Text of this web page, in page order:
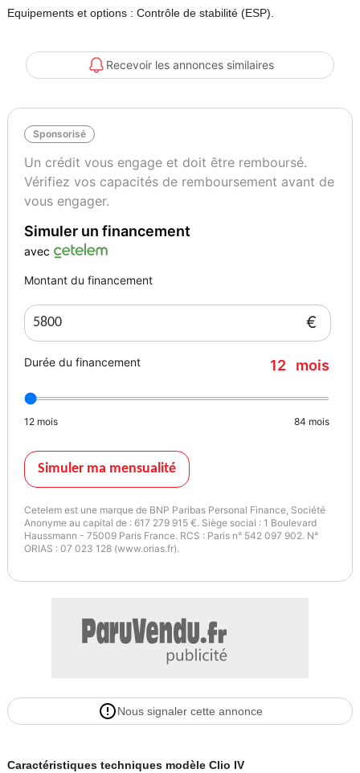
Equipements et options : Contrôle de stabilité (ESP).
Recevoir les annonces similaires
Sponsorisé
Un crédit vous engage et doit être remboursé.
Vérifiez vos capacités de remboursement avant de
vous engager.
Simuler un financement
avec
Montant du financement
€
Durée du financement 12 mois
12 mois 84 mois
Simuler ma mensualité
Cetelem est une marque de BNP Paribas Personal Finance, Société
Anonyme au capital de : 617 279 915 €. Siège social : 1 Boulevard
Haussmann - 75009 Paris France. RCS : Paris n° 542 097 902. N°
ORIAS : 07 023 128 (www.orias.fr).
Nous signaler cette annonce
Caractéristiques techniques modèle Clio IV